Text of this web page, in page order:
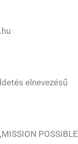
elnevezésű
POSSIBLE